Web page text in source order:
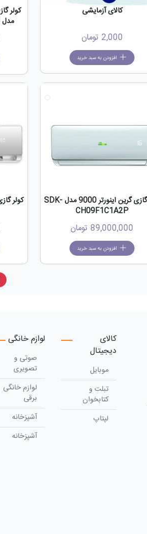
کالای آزمایشی
2,000 تومان
افزودن به سبد خرید
مدل SDKD-CH24F1C1A2PJ
کولر گازی گرین اینورتر 9000 مدل SDK-
CH09F1C1A2P
89,000,000تومان
افزودن به سبد خرید
کالای
دیجیتال
موبایل
تبلت و
کتابخوان
لپتاپ
لوازم خانگی
صوتی و
تصویری
لوازم خانگی
برقی
آشپزخانه
آشپزخانه